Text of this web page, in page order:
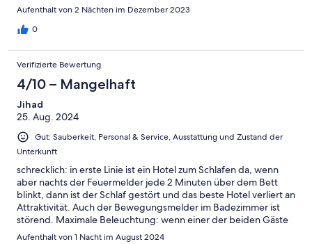
Aufenthalt von 2 Nächten im Dezember 2023
0
Verifizierte Bewertung
4/10 – Mangelhaft
Jihad
25. Aug. 2024
Gut: Sauberkeit, Personal & Service, Ausstattung und Zustand der
Unterkunft
schrecklich: in erste Linie ist ein Hotel zum Schlafen da, wenn
aber nachts der Feuermelder jede 2 Minuten über dem Bett
blinkt, dann ist der Schlaf gestört und das beste Hotel verliert an
Attraktivität. Auch der Bewegungsmelder im Badezimmer ist
störend. Maximale Beleuchtung: wenn einer der beiden Gäste
ins Badezimmer geht, wird automatisch der andere Gast
Aufenthalt von 1 Nacht im August 2024